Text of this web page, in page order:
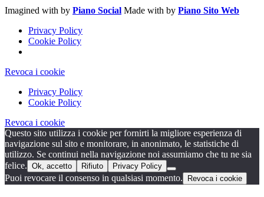
Imagined with by Piano Social Made with by Piano Sito Web
Privacy Policy
Cookie Policy
Revoca i cookie
Privacy Policy
Cookie Policy
Revoca i cookie
Questo sito utilizza i cookie per fornirti la migliore esperienza di
navigazione sul sito e monitorare, in anonimato, le statistiche di
utilizzo. Se continui nella navigazione noi assumiamo che tu ne sia
felice. Ok, accetto Rifiuto Privacy Policy
Puoi revocare il consenso in qualsiasi momento. Revoca i cookie